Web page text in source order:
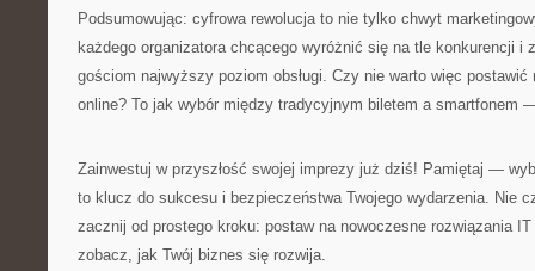
Podsumowując: cyfrowa rewolucja to nie tylko chwyt
każdego organizatora chcącego wyróżnić się na tle konkurencji i
gościom najwyższy poziom obsługi. Czy nie warto więc
online? To jak wybór między tradycyjnym biletem a smartfonem
Zainwestuj w przyszłość swojej imprezy już dziś! Pamiętaj —
to klucz do sukcesu i bezpieczeństwa Twojego wydarzenia. Nie
zacznij od prostego kroku: postaw na nowoczesne rozwiązania
zobacz, jak Twój biznes się rozwija.